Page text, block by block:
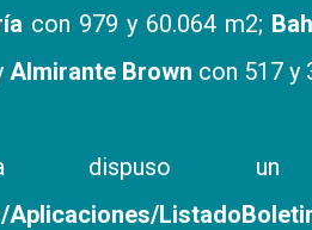
con 979 y 60.064 m2;
Almirante Brown con 517 y
dispuso un
Aplicaciones/